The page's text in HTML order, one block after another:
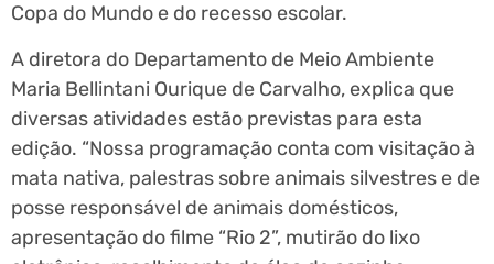
Copa do Mundo e do recesso escolar.
A diretora do Departamento de Meio Ambiente
Maria Bellintani Ourique de Carvalho, explica que
diversas atividades estão previstas para esta
edição. “Nossa programação conta com visitação à
mata nativa, palestras sobre animais silvestres e de
posse responsável de animais domésticos,
apresentação do filme “Rio 2”, mutirão do lixo